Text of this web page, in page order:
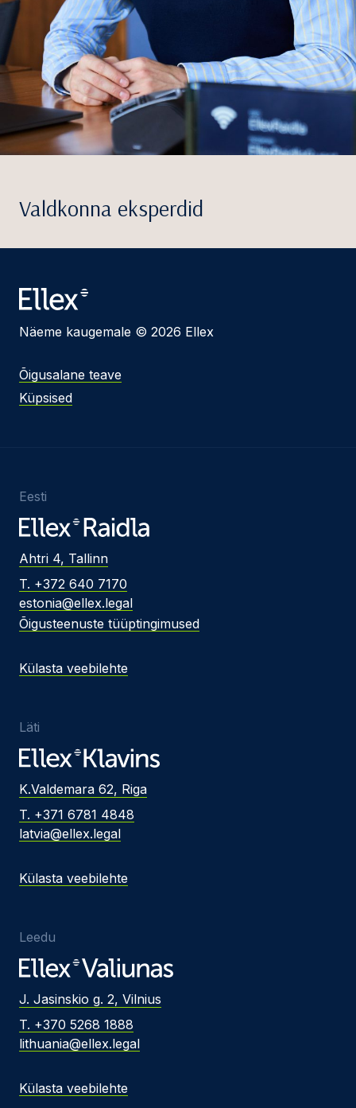
Valdkonna eksperdid
Näeme kaugemale © 2026 Ellex
Õigusalane teave
Küpsised
Eesti
Ahtri 4, Tallinn
T. +372 640 7170
estonia@ellex.legal
Õigusteenuste tüüptingimused
Külasta veebilehte
Läti
K.Valdemara 62, Riga
T. +371 6781 4848
latvia@ellex.legal
Külasta veebilehte
Leedu
J. Jasinskio g. 2, Vilnius
T. +370 5268 1888
lithuania@ellex.legal
Külasta veebilehte